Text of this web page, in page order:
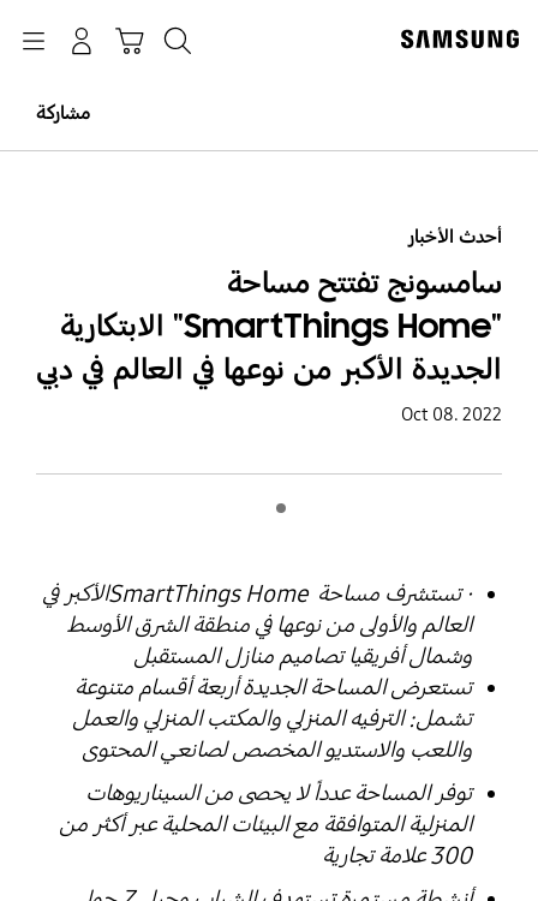
مشاركة
أحدث الأخبار
سامسونج تفتتح مساحة
"SmartThings Home" الابتكارية
الجديدة الأكبر من نوعها في العالم في دبي
Oct 08. 2022
· تستشرف مساحة SmartThings Homeالأكبر في
العالم والأولى من نوعها في منطقة الشرق الأوسط
وشمال أفريقيا تصاميم منازل المستقبل
تستعرض المساحة الجديدة أربعة أقسام متنوعة
تشمل: الترفيه المنزلي والمكتب المنزلي والعمل
واللعب والاستديو المخصص لصانعي المحتوى
توفر المساحة عدداً لا يحصى من السيناريوهات
المنزلية المتوافقة مع البيئات المحلية عبر أكثر من
300 علامة تجارية